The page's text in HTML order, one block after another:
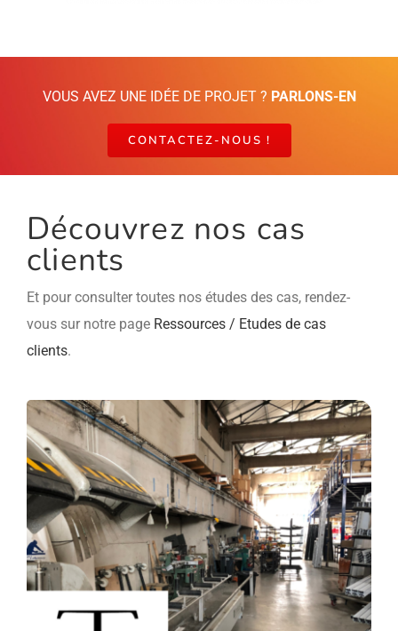
VOUS AVEZ UNE IDÉE DE PROJET ? PARLONS-EN
CONTACTEZ-NOUS !
Découvrez nos cas
clients
Et pour consulter toutes nos études des cas, rendez-
vous sur notre page Ressources / Etudes de cas
clients.